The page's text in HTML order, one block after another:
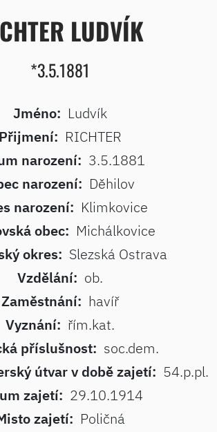
LUDVÍK
*3.5.1881
Jméno: Ludvík
Přijmení: RICHTER
narození: 3.5.1881
narození: Děhilov
narození: Klimkovice
obec: Michálkovice
okres: Slezská Ostrava
Vzdělání: ob.
Zaměstnání: havíř
Vyznání: řím.kat.
příslušnost: soc.dem.
útvar v době zajetí: 54.p.pl.
zajetí: 29.10.1914
zajetí: Poličná